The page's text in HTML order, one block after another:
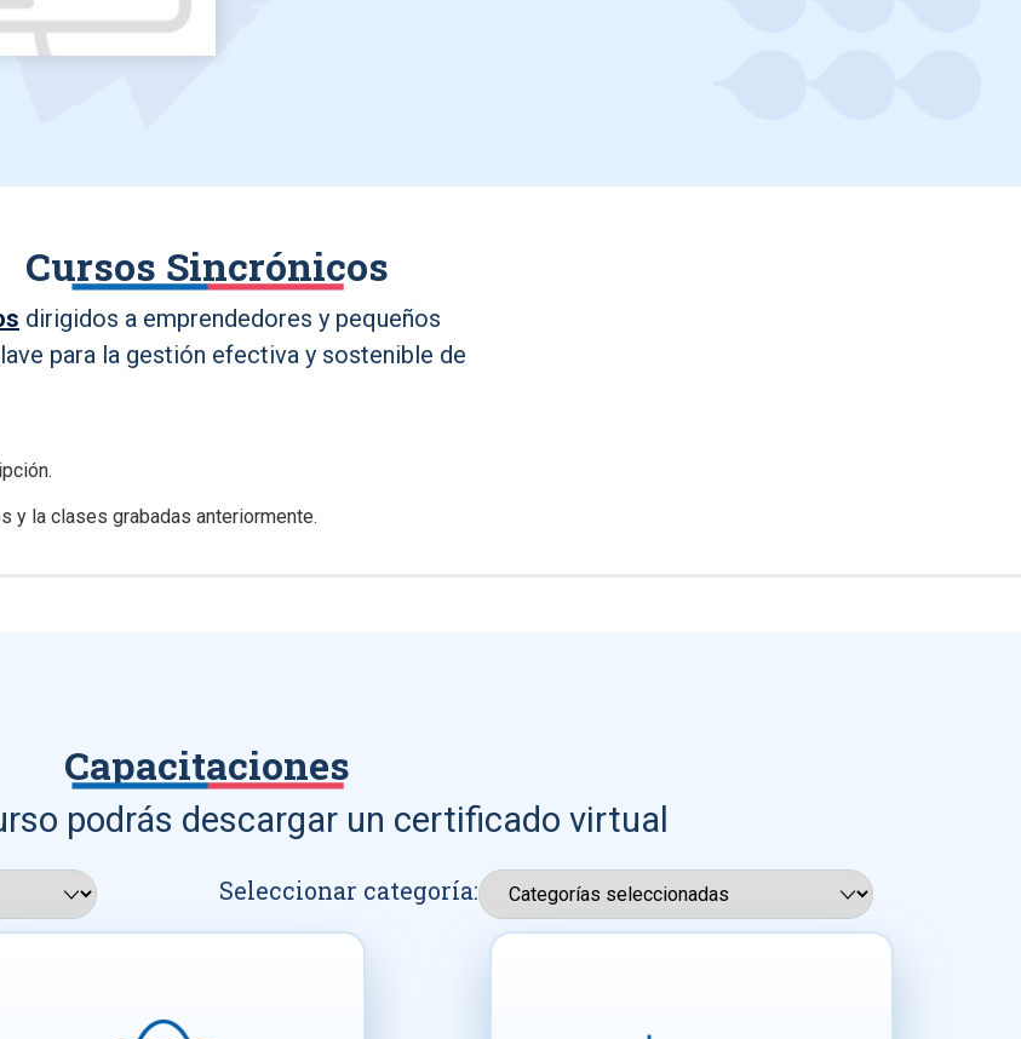
Cursos Sincrónicos
dirigidos a emprendedores y pequeños
para la gestión efectiva y sostenible de
y la clases grabadas anteriormente.
Capacitaciones
podrás descargar un certificado virtual
Seleccionar categoría: